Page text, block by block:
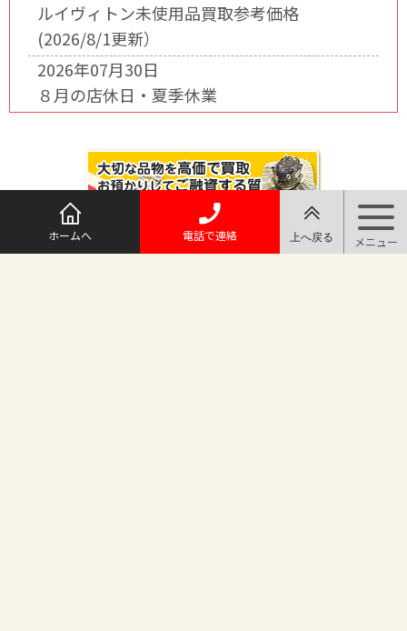
ルイヴィトン未使用品買取参考価格
(2026/8/1更新）
2026年07月30日
８月の店休日・夏季休業
ホームへ 電話で連絡